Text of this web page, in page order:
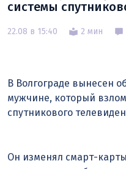
системы
22.08 в 15:40 2 мин
В Волгограде вынесен
мужчине, который
спутникового
Он изменял смарт-